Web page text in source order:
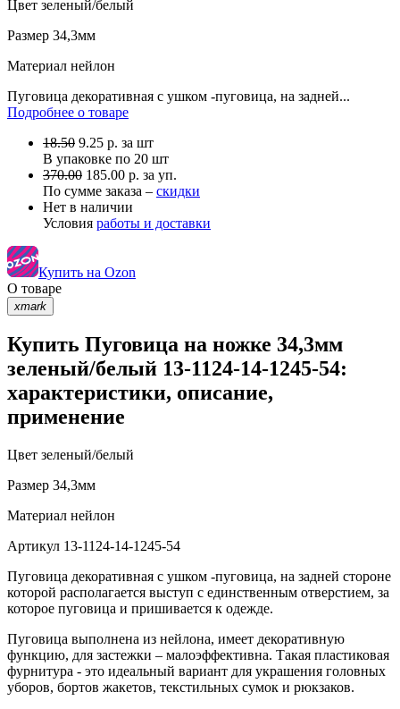
Цвет зеленый/белый
Размер 34,3мм
Материал нейлон
Пуговица декоративная с ушком -пуговица, на задней...
Подробнее о товаре
18.50 9.25 р. за шт
В упаковке по 20 шт
370.00 185.00 р. за уп.
По сумме заказа – скидки
Нет в наличии
Условия работы и доставки
Купить на Ozon
О товаре
xmark
Купить Пуговица на ножке 34,3мм
зеленый/белый 13-1124-14-1245-54:
характеристики, описание,
применение
Цвет зеленый/белый
Размер 34,3мм
Материал нейлон
Артикул 13-1124-14-1245-54
Пуговица декоративная с ушком -пуговица, на задней стороне
которой располагается выступ с единственным отверстием, за
которое пуговица и пришивается к одежде.
Пуговица выполнена из нейлона, имеет декоративную
функцию, для застежки – малоэффективна. Такая пластиковая
фурнитура - это идеальный вариант для украшения головных
уборов, бортов жакетов, текстильных сумок и рюкзаков.